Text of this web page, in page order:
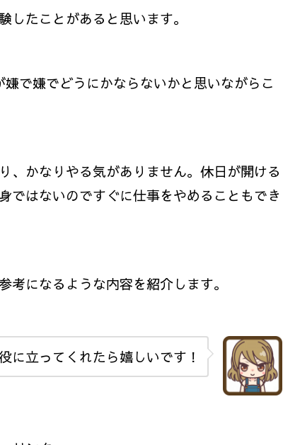
たことがあると思います。
で嫌でどうにかならないかと思いながらこ
、かなりやる気がありません。休日が開ける
ではないのですぐに仕事をやめることもでき
になるような内容を紹介します。
に立ってくれたら嬉しいです！